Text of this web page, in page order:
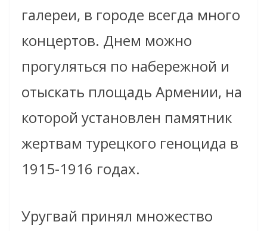
галереи, в городе всегда много
концертов. Днем можно
прогуляться по набережной и
отыскать площадь Армении, на
которой установлен памятник
жертвам турецкого геноцида в
1915-1916 годах.
Уругвай принял множество